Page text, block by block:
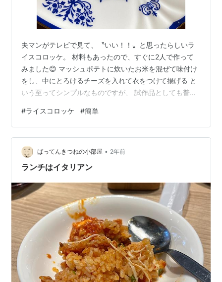
夫マンがテレビで見て、〝いい！！〟と思ったらしいラ
イスコロッケ。 材料もあったので、すぐに2人で作って
みました😊 マッシュポテトに炊いたお米を混ぜて味付け
をし、中にとろけるチーズを入れて衣をつけて揚げる と
いう至ってシンプルなものですが、 試作品としても普通
ースをかけてみたり、ライスコロッケの味付けを工夫し
たり、 もっと美味しくなるように改良を重ねていきたい
と思います✨ （２つに割ってとろけるチーズがのびる・
映え写真を撮り忘れ、あっという間に完食してしまった
のは無念極まりない🫤） 🎵こーむぎ〜こ〜 た〜ま〜ごに
#ライスコロッケ #簡単
ばってんきつねの小部屋 • 2年前
ランチはイタリアン